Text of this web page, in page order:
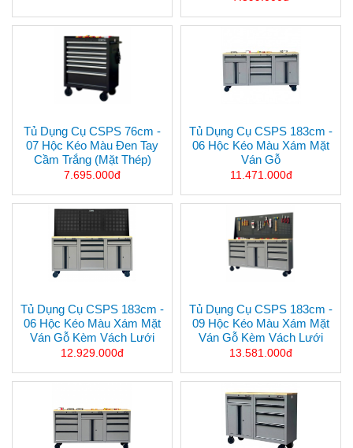
Tủ Dụng Cụ CSPS 76cm -
07 Hộc Kéo Màu Đen Tay
Cầm Trắng (mặt Thép)
7.695.000đ
Tủ Dụng Cụ CSPS 183cm -
06 Hộc Kéo Màu Xám Mặt
Ván Gỗ
11.471.000đ
Tủ Dụng Cụ CSPS 183cm -
06 Hộc Kéo Màu Xám Mặt
Ván Gỗ Kèm Vách Lưới
12.929.000đ
Tủ Dụng Cụ CSPS 183cm -
09 Hộc Kéo Màu Xám Mặt
Ván Gỗ Kèm Vách Lưới
13.581.000đ